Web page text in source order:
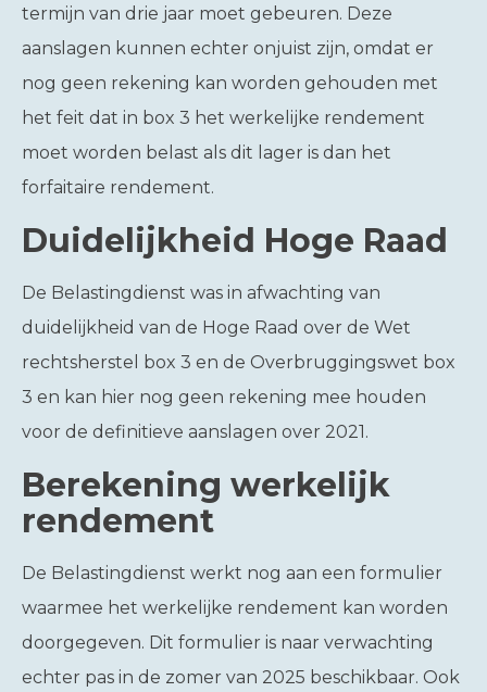
termijn van drie jaar moet gebeuren. Deze
aanslagen kunnen echter onjuist zijn, omdat er
nog geen rekening kan worden gehouden met
het feit dat in box 3 het werkelijke rendement
moet worden belast als dit lager is dan het
forfaitaire rendement.
Duidelijkheid Hoge Raad
De Belastingdienst was in afwachting van
duidelijkheid van de Hoge Raad over de Wet
rechtsherstel box 3 en de Overbruggingswet box
3 en kan hier nog geen rekening mee houden
voor de definitieve aanslagen over 2021.
Berekening werkelijk
rendement
De Belastingdienst werkt nog aan een formulier
waarmee het werkelijke rendement kan worden
doorgegeven. Dit formulier is naar verwachting
echter pas in de zomer van 2025 beschikbaar. Ook